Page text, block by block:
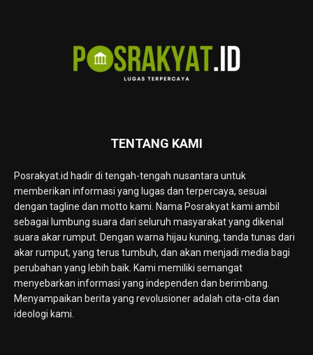
TENTANG KAMI
Posrakyat.id hadir di tengah-tengah nusantara untuk
memberikan informasi yang lugas dan terpercaya, sesuai
dengan tagline dan motto kami. Nama Posrakyat kami ambil
sebagai lumbung suara dari seluruh masyarakat yang dikenal
suara akar rumput. Dengan warna hijau kuning, tanda tunas dari
akar rumput, yang terus tumbuh, dan akan menjadi media bagi
perubahan yang lebih baik. Kami memiliki semangat
menyebarkan informasi yang independen dan berimbang.
Menyampaikan berita yang revolusioner adalah cita-cita dan
ideologi kami.